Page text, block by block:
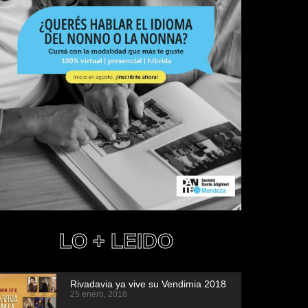
LO + LEIDO
Rivadavia ya vive su Vendimia 2018
25 enero, 2018